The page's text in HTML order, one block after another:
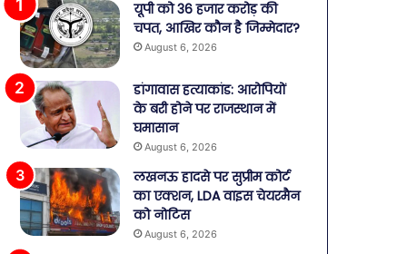
यूपी को 36 हजार करोड़ की
चपत, आखिर कौन है जिम्मेदार?
August 6, 2026
डांगावास हत्याकांड: आरोपियों
के बरी होने पर राजस्थान में
घमासान
August 6, 2026
लखनऊ हादसे पर सुप्रीम कोर्ट
का एक्शन, LDA वाइस चेयरमैन
को नोटिस
August 6, 2026